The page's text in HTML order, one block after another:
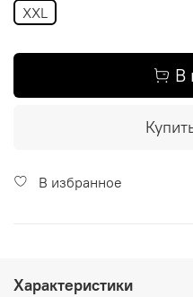
XXL
В
В избранное
Характеристики